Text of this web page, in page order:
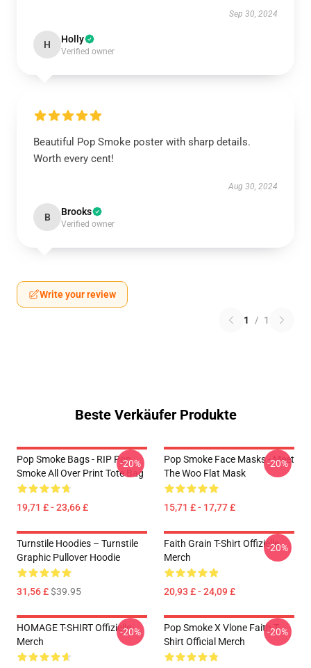
Sep 30, 2024
H Holly
Verified owner
Beautiful Pop Smoke poster with sharp details.
Worth every cent!
Aug 30, 2024
B Brooks
Verified owner
Write your review
1 / 1
Beste Verkäufer Produkte
Pop Smoke Bags - RIP Pop
Smoke All Over Print Tote Bag
19,71 £ - 23,66 £
-20%
Pop Smoke Face Masks - Meet
The Woo Flat Mask
15,71 £ - 17,77 £
-20%
Turnstile Hoodies – Turnstile
Graphic Pullover Hoodie
31,56 £$39.95
Faith Grain T-Shirt Offizielle
Merch
20,93 £ - 24,09 £
-20%
HOMAGE T-SHIRT Offizielle
Merch
-20%
Pop Smoke X Vlone Faith T-
Shirt Official Merch
-20%